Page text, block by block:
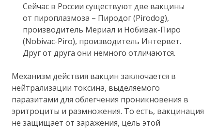
Сейчас в России существуют две вакцины
от пироплазмоза – Пиродог (Pirodog),
производитель Мериал и Нобивак-Пиро
(Nobivac-Piro), производитель Интервет.
Друг от друга они немного отличаются.
Механизм действия вакцин заключается в
нейтрализации токсина, выделяемого
паразитами для облегчения проникновения в
эритроциты и размножения. То есть, вакцинация
не защищает от заражения, цель этой